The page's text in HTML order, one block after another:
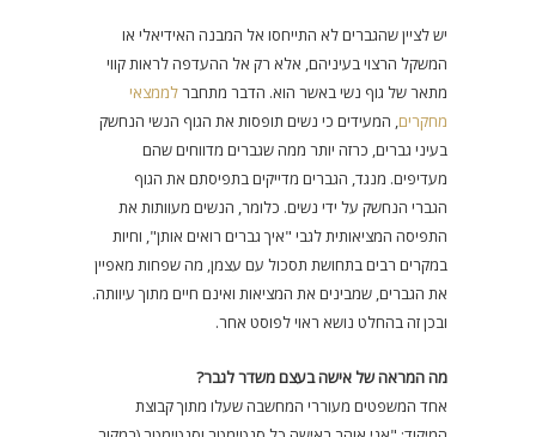
יש לציין שהגברים לא התייחסו אל המבנה האידיאלי או
המשקל הרצוי בעיניהם, אלא רק אל ההעדפה לראות קווי
מתאר של גוף נשי באשר הוא. הדבר מתחברלממצאי
מחקרים, המעידים כי נשים תופסות את הגוף הנשי הנחשק
בעיני גברים, כרזה יותר ממה שגברים מדווחים שהם
מעדיפים. מנגד, הגברים מדייקים בתפיסתם את הגוף
הגברי הנחשק על ידי נשים. כלומר, הנשים מעוותות את
התפיסה המציאותית לגבי "איך גברים רואים אותן", וחיות
במקרים רבים בתחושת תסכול עם עצמן, מה שפחות מאפיין
את הגברים, שמבינים את המציאות ואינם חיים מתוך עיוותה.
ובכן זה בהחלט נושא ראוי לפוסט אחר.
מה המראה של אישה בעצם משדר לגבר?
אחד המשפטים מעוררי המחשבה שעלו מתוך קבוצת